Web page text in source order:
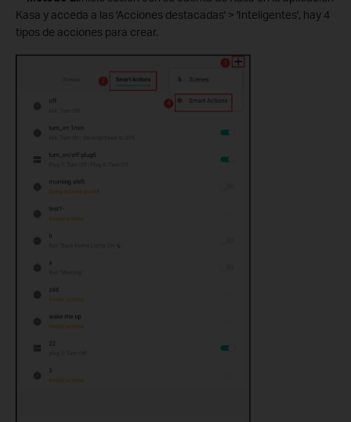
Kasa y acceda a las 'Acciones destacadas' > 'Inteligentes', hay 4
tipos de acciones para crear.